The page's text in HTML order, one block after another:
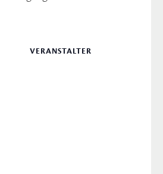
VERANSTALTER